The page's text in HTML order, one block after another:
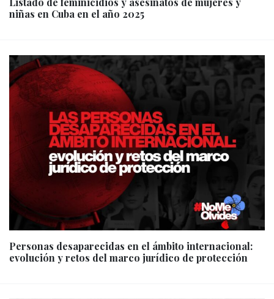
niñas en Cuba en el año 2025
Personas desaparecidas en el ámbito internacional:
evolución y retos del marco jurídico de protección